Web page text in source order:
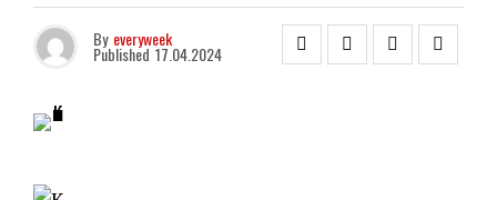
By everyweek
Published 17.04.2024